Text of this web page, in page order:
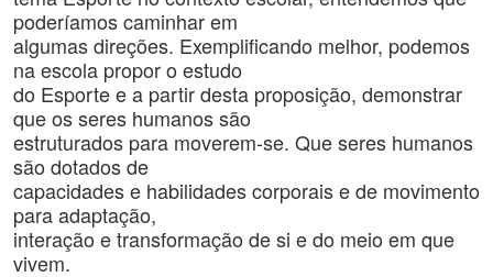
poderíamos caminhar em
algumas direções. Exemplificando melhor, podemos
na escola propor o estudo
do Esporte e a partir desta proposição, demonstrar
que os seres humanos são
estruturados para moverem-se. Que seres humanos
são dotados de
capacidades e habilidades corporais e de movimento
para adaptação,
interação e transformação de si e do meio em que
vivem.